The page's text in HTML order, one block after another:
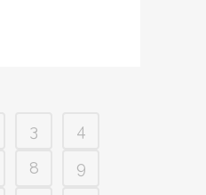
3
4
8
9